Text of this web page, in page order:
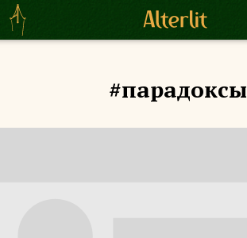
#парадоксы